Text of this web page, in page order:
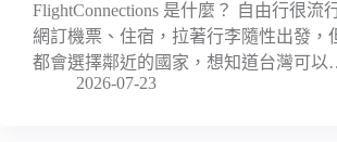
FlightConnections 是什麼？ 自由行很流
網訂機票、住宿，拉著行李隨性出發，
都會選擇鄰近的國家，想知道台灣可以
2026-07-23